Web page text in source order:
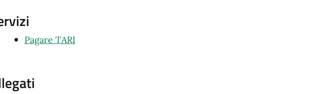
Pagare TARI